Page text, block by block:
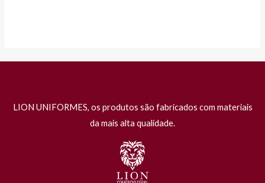
LION UNIFORMES, os produtos são fabricados com materiais
da mais alta qualidade.